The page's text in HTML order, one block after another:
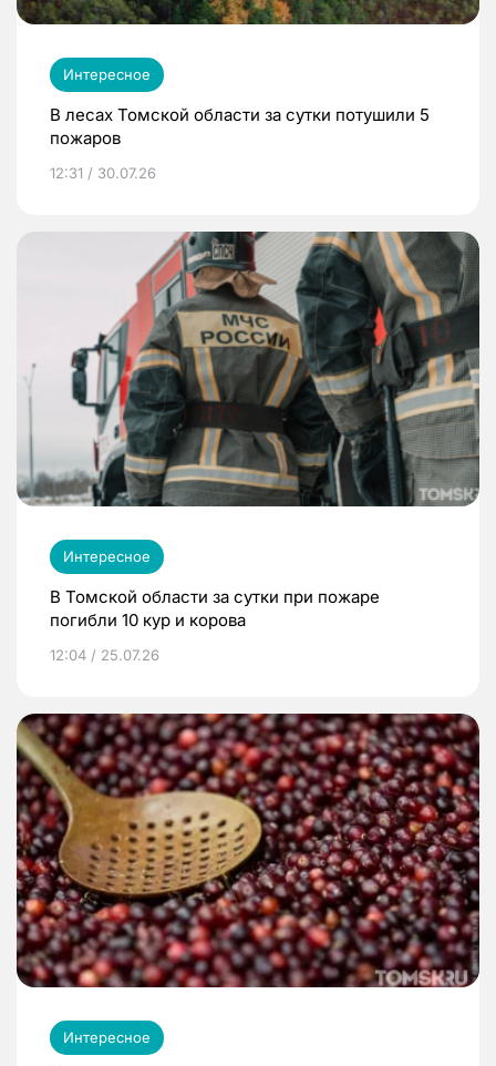
Интересное
В лесах Томской области за сутки потушили 5
пожаров
12:31 / 30.07.26
Интересное
В Томской области за сутки при пожаре
погибли 10 кур и корова
12:04 / 25.07.26
Интересное